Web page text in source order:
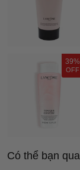
39%
OFF
Có thể bạn